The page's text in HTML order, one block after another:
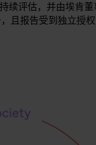
续评估，并由埃肯
且报告受到独立授权